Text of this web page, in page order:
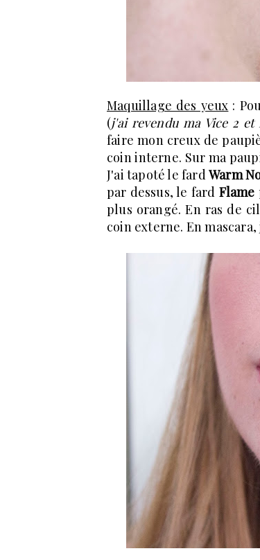
Maquillage des yeux :
(j'ai revendu ma Vice 2 et
faire mon creux de
coin interne. Sur ma
J'ai tapoté le fardWarm
par dessus, le fard Flame
plus orangé. En ras de
coin externe. En